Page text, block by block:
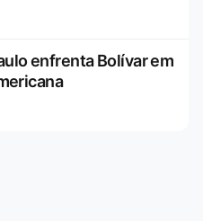
enfrenta Bolívar em